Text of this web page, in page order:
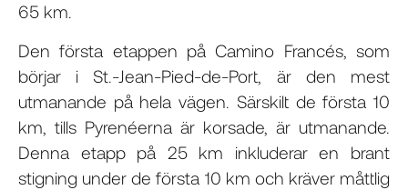
65 km.
Den första etappen på Camino Francés, som
börjar i St.-Jean-Pied-de-Port, är den mest
utmanande på hela vägen. Särskilt de första 10
km, tills Pyrenéerna är korsade, är utmanande.
Denna etapp på 25 km inkluderar en brant
stigning under de första 10 km och kräver måttlig